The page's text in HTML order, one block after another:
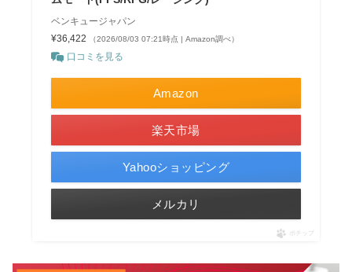
ベンキュージャパン
¥36,422
（2026/08/03 07:21時点 | Amazon調べ）
口コミを見る
Amazon
楽天市場
Yahooショッピング
メルカリ
ポチップ